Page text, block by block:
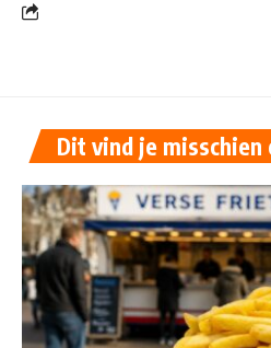
Dit vind je misschien